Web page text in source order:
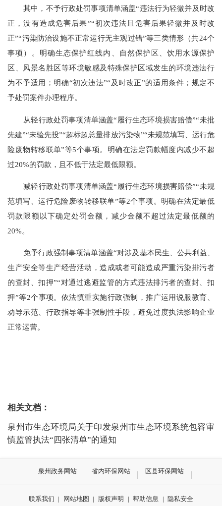
其中，不予行政处罚事项清单涵盖“违法行为轻微并及时改
正，没有造成危害后果”“初次违法且危害后果轻微并及时改
正”“污染防治设施不正常运行无主观过错”等三类情形（共24个
事项）。明确生态保护红线内、自然保护区、饮用水源保护
区、风景名胜区等环境敏感及特殊保护区域发生的环境违法行
为不予适用；明确“初次违法”“及时改正”的适用条件；规定不
予处罚案件办理程序。
从轻行政处罚事项清单涵盖“履行生态环境损害赔偿”“未批
先建”“未验先投”“超标超总量排放污染物”“未规范填写、运行危
险废物转移联单”等5个事项。明确在法定罚款幅度内减少不超
过20%的罚款，且不低于法定最低限额。
减轻行政处罚事项清单涵盖“履行生态环境损害赔偿”“未规
范填写、运行危险废物转移联单”等2个事项。明确在法定最低
罚款限额以下确定处罚金额，减少金额不超过法定最低额的
20%。
免予行政强制事项清单涵盖“对涉及基本民生、公共利益、
生产安全等生产经营活动，造成或者可能造成严重污染排污者
的查封、扣押”“对通过逃避监管的方式违法排污者的查封、扣
押”等2个事项。依法慎重实施行政强制，推广运用说服教育、
劝导示范、行政指导等非强制性手段，避免过度执法影响企业
正常运营。
相关文档：
泉州市生态环境局关于印发泉州市生态环境系统包容审
慎监管执法“四张清单”的通知
泉州政务网站 省内环保网站 区县环保网站
联系我们 | 网站地图 | 版权声明 | 帮助信息 | 隐私安全